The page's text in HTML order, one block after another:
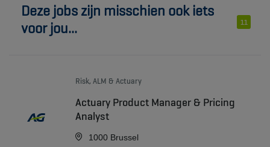
Deze jobs zijn misschien ook iets
voor jou...
11
Risk, ALM & Actuary
Actuary Product Manager & Pricing
Analyst
1000 Brussel